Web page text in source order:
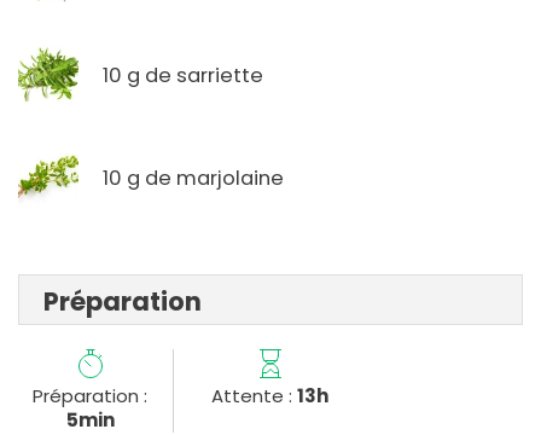
10 g de sarriette
10 g de marjolaine
Préparation
Préparation :
5min
Attente :13h